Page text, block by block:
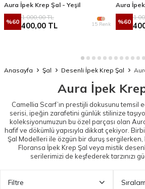
Aura İpek Krep Şal - Yeşil
%60
1.000,00TL
400,00 TL 15 Renk
Aura
%60
Anasayfa Şal Desenli İpek Krep Şal
Aura İpek
Camellia Scarf’ın prestijli dokusunu temsil
serisi, ipeğin zarafetini günlük stilinize
koleksiyonumuzun bu özel parçası olan
hafif ve dökümlü yapısıyla dikkat çekiyor.
Şal Modelleri ile özgün bir duruş
Floransa İpek Krep Şal veya mistik
serilerimizi de keşfederek tarzınızı
Filtre